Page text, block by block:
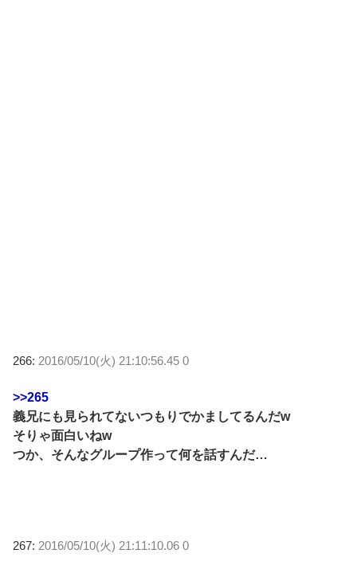
266: 2016/05/10(火) 21:10:56.45 0
>>265
義兄にも見られてないつもりでかましてるんだw
そりゃ面白いねw
つか、そんなグループ作って何を話すんだ…
267: 2016/05/10(火) 21:11:10.06 0